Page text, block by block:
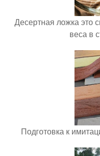
Десертная ложка это
веса в
Подготовка к